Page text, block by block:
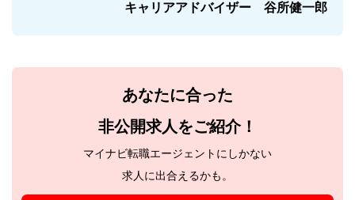
キャリアアドバイザー 谷所健一郎
あなたに合った
非公開求人をご紹介！
マイナビ転職エージェントにしかない
求人に出合えるかも。